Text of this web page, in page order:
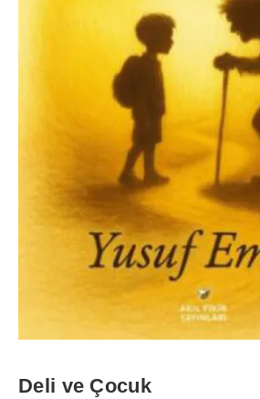
Deli ve Çocuk